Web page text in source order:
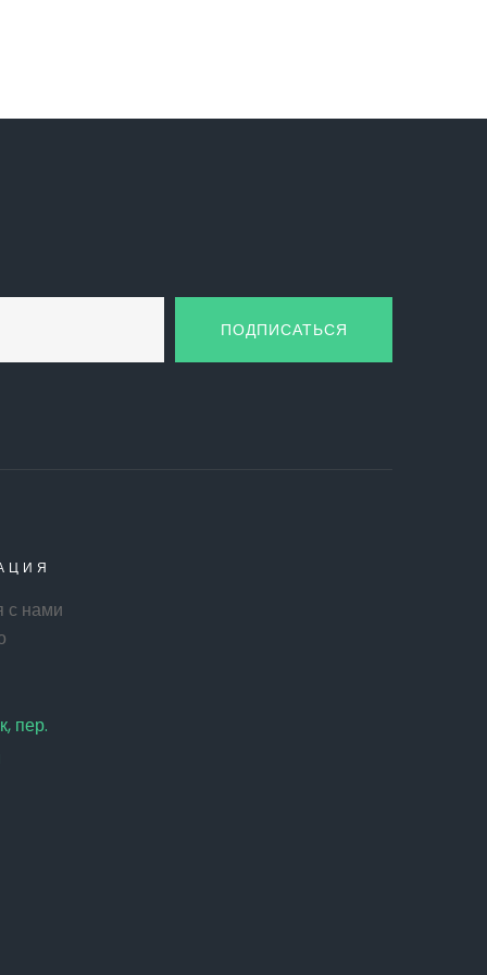
с нами
пер.